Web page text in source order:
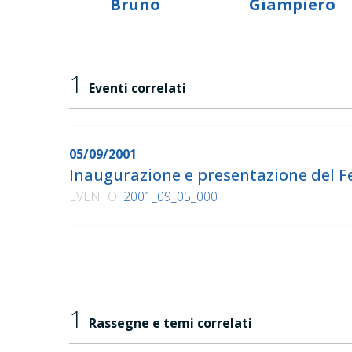
Bruno Giampiero
1 Eventi correlati
05/09/2001
Inaugurazione e presentazione del
EVENTO 2001_09_05_000
1 Rassegne e temi correlati